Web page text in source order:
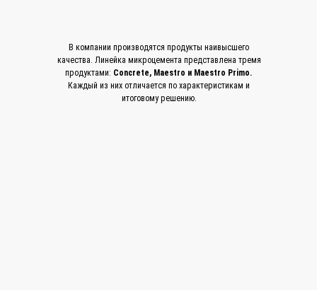
В компании производятся продукты наивысшего
качества. Линейка микроцемента представлена тремя
продуктами: Concrete, Maestro и Maestro Primo.
Каждый из них отличается по характеристикам и
итоговому решению.